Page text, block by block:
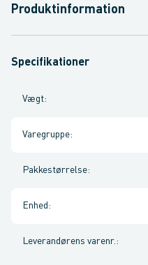
Produktinformation
Specifikationer
Vægt:
Varegruppe:
Pakkestørrelse:
Enhed :
Leverandørens varenr. :